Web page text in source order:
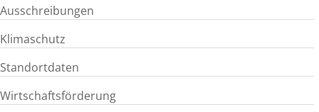
Ausschreibungen
Klimaschutz
Standortdaten
Wirtschaftsförderung